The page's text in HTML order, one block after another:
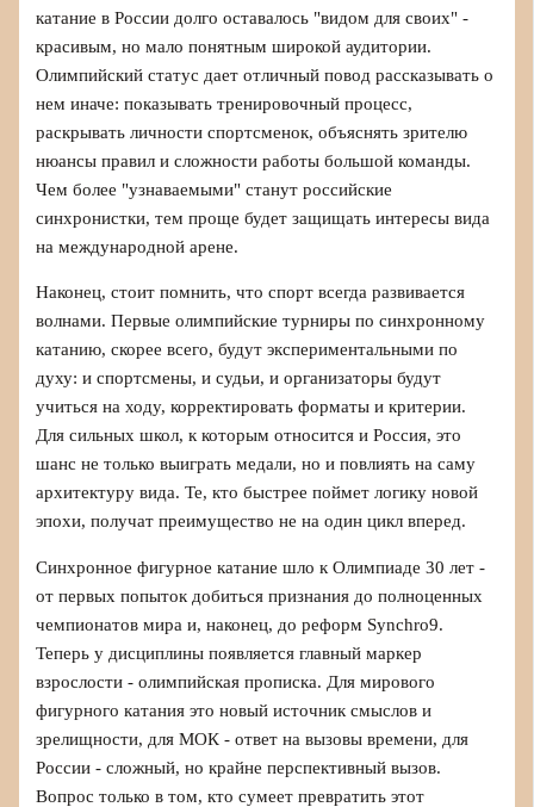
катание в России долго оставалось "видом для своих" -
красивым, но мало понятным широкой аудитории.
Олимпийский статус дает отличный повод рассказывать о
нем иначе: показывать тренировочный процесс,
раскрывать личности спортсменок, объяснять зрителю
нюансы правил и сложности работы большой команды.
Чем более "узнаваемыми" станут российские
синхронистки, тем проще будет защищать интересы вида
на международной арене.
Наконец, стоит помнить, что спорт всегда развивается
волнами. Первые олимпийские турниры по синхронному
катанию, скорее всего, будут экспериментальными по
духу: и спортсмены, и судьи, и организаторы будут
учиться на ходу, корректировать форматы и критерии.
Для сильных школ, к которым относится и Россия, это
шанс не только выиграть медали, но и повлиять на саму
архитектуру вида. Те, кто быстрее поймет логику новой
эпохи, получат преимущество не на один цикл вперед.
Синхронное фигурное катание шло к Олимпиаде 30 лет -
от первых попыток добиться признания до полноценных
чемпионатов мира и, наконец, до реформ Synchro9.
Теперь у дисциплины появляется главный маркер
взрослости - олимпийская прописка. Для мирового
фигурного катания это новый источник смыслов и
зрелищности, для МОК - ответ на вызовы времени, для
России - сложный, но крайне перспективный вызов.
Вопрос только в том, кто сумеет превратить этот